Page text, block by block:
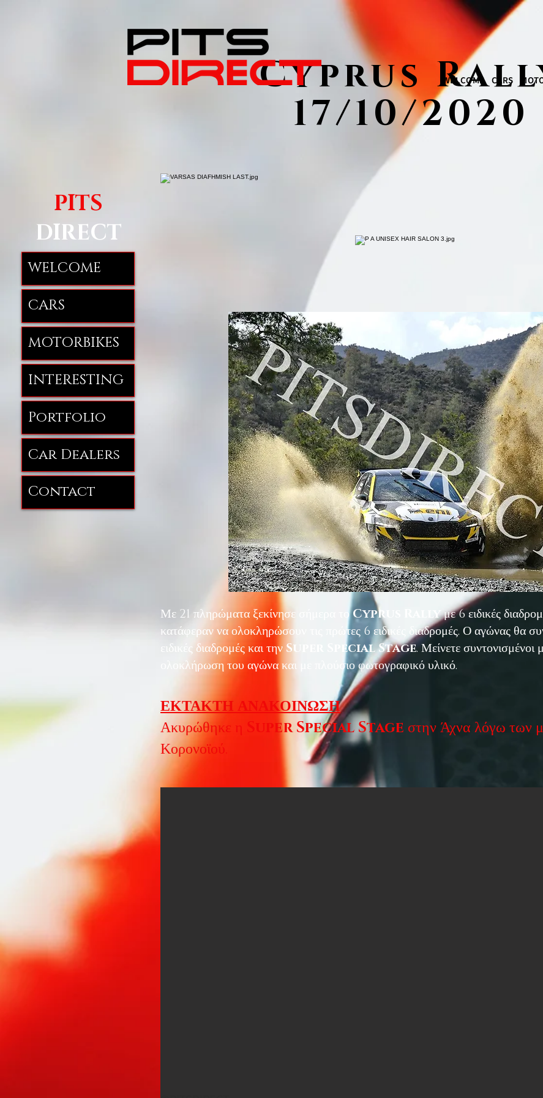
WELCOME CARS
Cyprus
17/10/2020
PITS
DIRECT
WELCOME
CARS
MOTORBIKES
INTERESTING
Portfolio
Car Dealers
Contact
Με 21 πληρώματα ξεκίνησε σήμερα τοCyprus Rallyμε 6 ειδικές
κατάφεραν να ολοκληρώσουν τις πρώτες 6 ειδικές διαδρομές. Ο αγώνας θα
ειδικές διαδρομές και την Super Special Stage. Μείνετε συντονισμένοι
ολοκλήρωση του αγώνα και με πλούσιο φωτογραφικό υλικό.
ΕΚΤΑΚΤΗ ΑΝΑΚΟΙΝΩΣΗ
Ακυρώθηκε η Super Special Stage στην Άχνα λόγω των
Κορονοϊού.